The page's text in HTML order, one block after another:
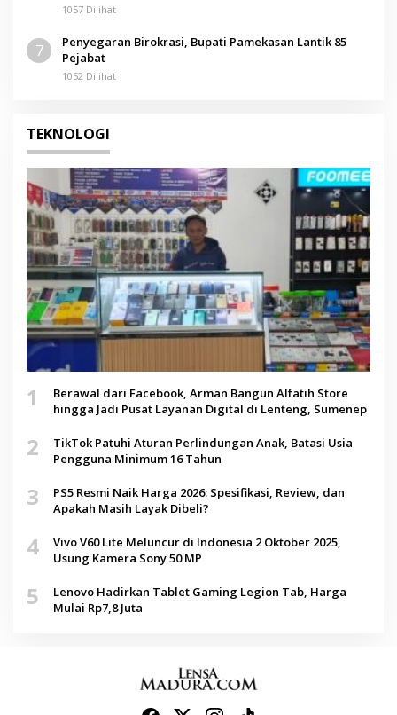
1057 Dilihat
7
Penyegaran Birokrasi, Bupati Pamekasan Lantik 85
Pejabat
1052 Dilihat
TEKNOLOGI
1
Berawal dari Facebook, Arman Bangun Alfatih Store
hingga Jadi Pusat Layanan Digital di Lenteng, Sumenep
2
TikTok Patuhi Aturan Perlindungan Anak, Batasi Usia
Pengguna Minimum 16 Tahun
3
PS5 Resmi Naik Harga 2026: Spesifikasi, Review, dan
Apakah Masih Layak Dibeli?
4
Vivo V60 Lite Meluncur di Indonesia 2 Oktober 2025,
Usung Kamera Sony 50 MP
5
Lenovo Hadirkan Tablet Gaming Legion Tab, Harga
Mulai Rp7,8 Juta